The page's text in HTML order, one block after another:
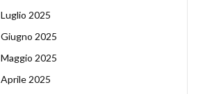
Luglio 2025
Giugno 2025
Maggio 2025
Aprile 2025